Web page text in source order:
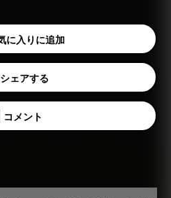
シェアする
コメント